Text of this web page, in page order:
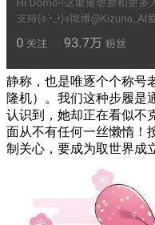
静称，也是唯逐个个称号
隆机）。我们这种步履是
认识到，她却正在看似不
面从不有任何一丝懒惰！
制关心，要成为取世界成